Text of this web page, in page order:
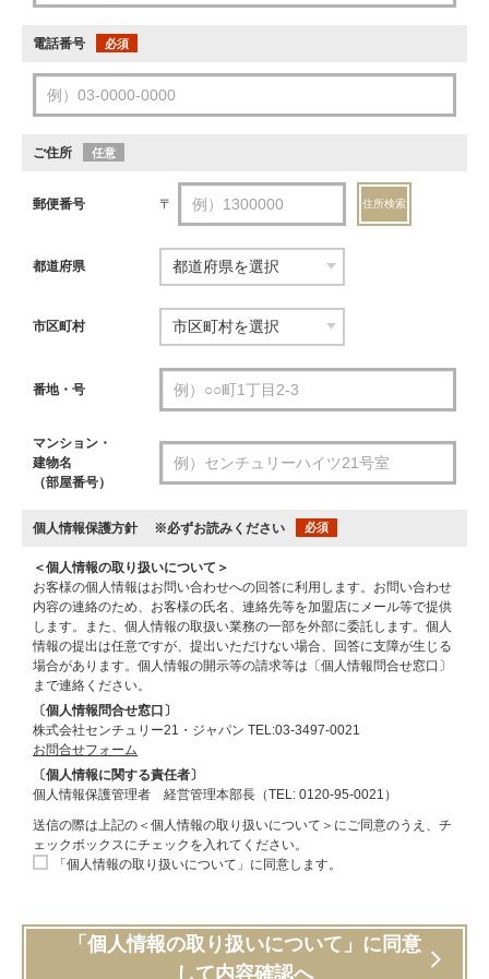
電話番号 必須
ご住所 任意
郵便番号 〒 住所検索
都道府県
市区町村
番地・号
マンション・
建物名
（部屋番号）
個人情報保護方針 ※必ずお読みください 必須
＜個人情報の取り扱いについて＞
お客様の個人情報はお問い合わせへの回答に利用します。お問い合わせ
内容の連絡のため、お客様の氏名、連絡先等を加盟店にメール等で提供
します。また、個人情報の取扱い業務の一部を外部に委託します。個人
情報の提出は任意ですが、提出いただけない場合、回答に支障が生じる
場合があります。個人情報の開示等の請求等は〔個人情報問合せ窓口〕
まで連絡ください。
〔個人情報問合せ窓口〕
株式会社センチュリー21・ジャパン TEL:03-3497-0021
お問合せフォーム
〔個人情報に関する責任者〕
個人情報保護管理者 経営管理本部長（TEL: 0120-95-0021）
送信の際は上記の＜個人情報の取り扱いについて＞にご同意のうえ、チ
ェックボックスにチェックを入れてください。
「個人情報の取り扱いについて」に同意します。
「個人情報の取り扱いについて」に同意
して内容確認へ